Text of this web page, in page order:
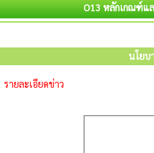
O13 หลักเกณฑ์แ
นโยบ
รายละเอียดข่าว